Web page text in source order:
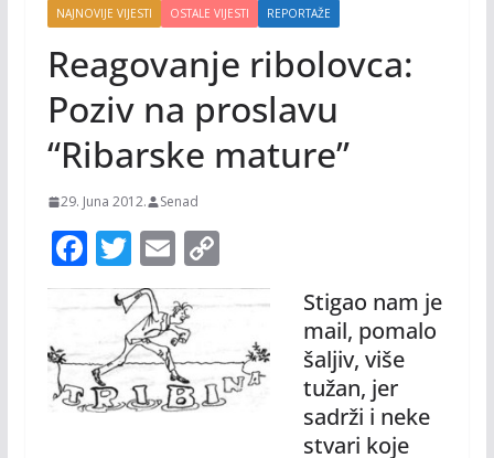
NAJNOVIJE VIJESTI OSTALE VIJESTI REPORTAŽE
Reagovanje ribolovca:
Poziv na proslavu
“Ribarske mature”
29. Juna 2012. Senad
F
ac
e
b
o
o
T
w
itt
er
E
m
ai
l
C
o
y
Li
Stigao nam je
mail, pomalo
šaljiv, više
tužan, jer
sadrži i neke
stvari koje